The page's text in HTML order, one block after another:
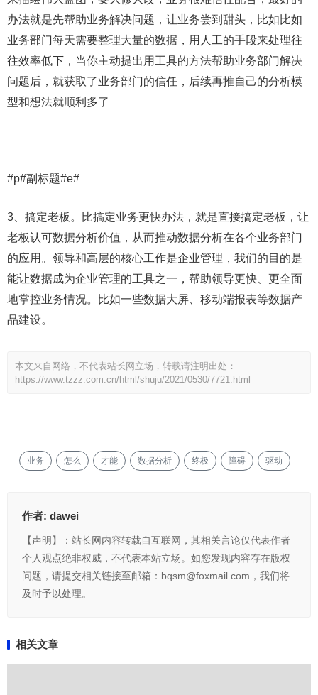
办法就是先帮助业务解决问题，让业务尝到甜头，比如比如
业务部门每天需要整理大量的数据，用人工的手段来处理往
往效率低下，当你主动提出用工具的方法帮助业务部门解决
问题后，就获取了业务部门的信任，后续再推自己的分析模
型和想法就顺利多了
#p#副标题#e#
3、搞定老板。比搞定业务更快办法，就是直接搞定老板，让
老板认可数据分析价值，从而推动数据分析在各个业务部门
的应用。领导和高层的核心工作是企业管理，我们的目的是
能让数据成为企业管理的工具之一，帮助领导更快、更全面
地掌控业务情况。比如一些数据大屏、移动端报表等数据产
品建设。
本文来自网络，不代表站长网立场，转载请注明出处：
https://www.tzzz.com.cn/html/shuju/2021/0530/7721.html
业务 怎么 才能 数据分析 终极 障碍 驱动
作者: dawei
【声明】：站长网内容转载自互联网，其相关言论仅代表作者
个人观点绝非权威，不代表本站立场。如您发现内容存在版权
问题，请提交相关链接至邮箱：bqsm@foxmail.com，我们将
及时予以处理。
相关文章